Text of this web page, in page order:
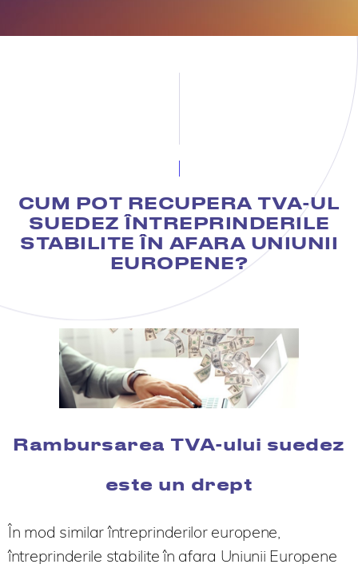
CUM POT RECUPERA TVA-UL
SUEDEZ ÎNTREPRINDERILE
STABILITE ÎN AFARA UNIUNII
EUROPENE?
Rambursarea TVA-ului suedez
este un drept
În mod similar întreprinderilor europene,
întreprinderile stabilite în afara Uniunii Europene